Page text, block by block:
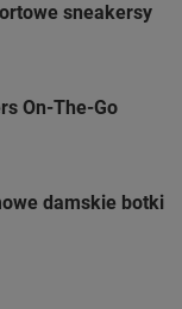
sneakersy
On-The-Go
damskie botki